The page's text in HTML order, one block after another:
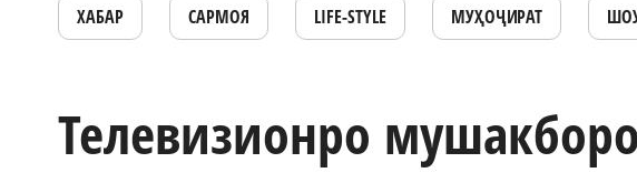
ХАБАР САРМОЯ LIFE-STYLE МУҲОҶИРАТ
Телевизионро